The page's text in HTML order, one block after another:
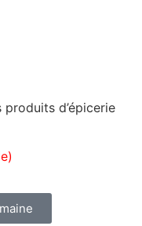
produits d’épicerie